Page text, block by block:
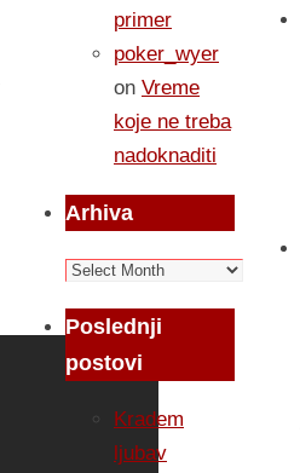
primer
poker_wyer
on Vreme
koje ne treba
nadoknaditi
Arhiva
Arhiva
Poslednji
postovi
Kradem
ljubav